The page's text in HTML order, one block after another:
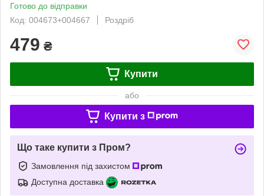
Готово до відправки
Код: 004673+004667
Роздріб
479 ₴
Купити
або
Купити з
Що таке купити з Пром?
Замовлення під захистом
Доступна доставка